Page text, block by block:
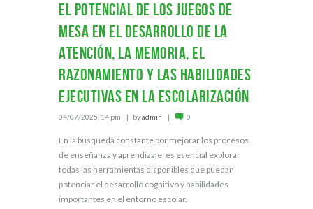
El Potencial de los Juegos de
Mesa en el Desarrollo de la
Atención, la Memoria, el
Razonamiento y las Habilidades
Ejecutivas en la Escolarización
04/07/2025, 14 pm byadmin 0
En la búsqueda constante por mejorar los procesos
de enseñanza y aprendizaje, es esencial explorar
todas las herramientas disponibles que puedan
potenciar el desarrollo cognitivo y habilidades
importantes en el entorno escolar.